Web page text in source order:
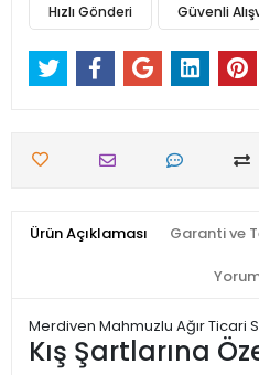
Hızlı Gönderi Güvenli
Ürün Açıklaması Garanti ve
Merdiven Mahmuzlu Ağır Ticari
Kış Şartlarına